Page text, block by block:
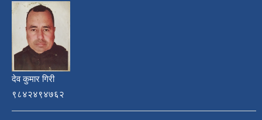
देव कुमार गिरी
९८४२४९४७६२